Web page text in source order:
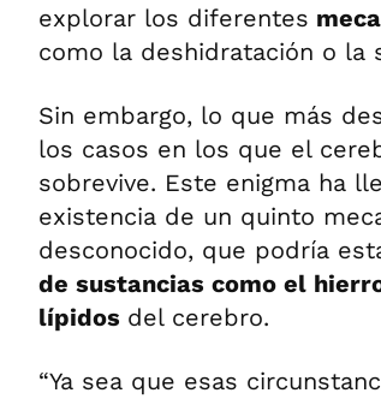
explorar los diferentes
como la deshidratación o la
Sin embargo, lo que más
los casos en los que el
sobrevive. Este enigma ha
existencia de un quinto
desconocido, que podría
de sustancias como el
lípidos del cerebro.
“Ya sea que esas